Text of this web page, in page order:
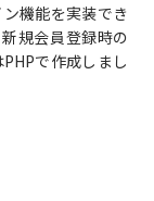
機能を実装でき
規会員登録時の
で作成しまし